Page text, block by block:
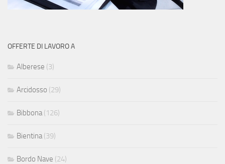
OFFERTE DI LAVORO A
Alberese (3)
Arcidosso (29)
Bibbona (126)
Bientina (39)
Bordo Nave (24)